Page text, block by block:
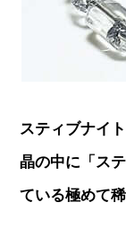
スティブナイ
晶の中に「ス
ている極めて